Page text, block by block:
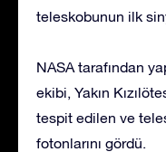
teleskobunun ilk
NASA tarafından
ekibi, Yakın
tespit edilen ve
fotonlarını gördü.